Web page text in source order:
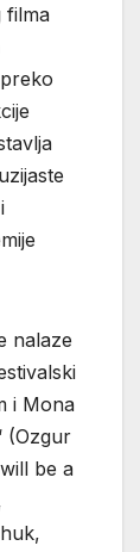
filma
nalaze
i Mona
(Ozgur
be a